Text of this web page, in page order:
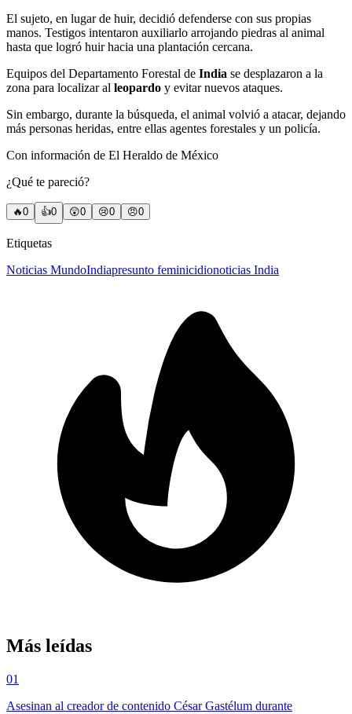
El sujeto, en lugar de huir, decidió defenderse con sus propias
manos. Testigos intentaron auxiliarlo arrojando piedras al animal
hasta que logró huir hacia una plantación cercana.
Equipos del Departamento Forestal de India se desplazaron a la
zona para localizar al leopardo y evitar nuevos ataques.
Sin embargo, durante la búsqueda, el animal volvió a atacar, dejando
más personas heridas, entre ellas agentes forestales y un policía.
Con información de El Heraldo de México
¿Qué te pareció?
🔥0 👍0 😲0 😢0 😠0
Etiquetas
Noticias MundoIndiapresunto feminicidionoticias India
Más leídas
01
Asesinan al creador de contenido César Gastélum durante